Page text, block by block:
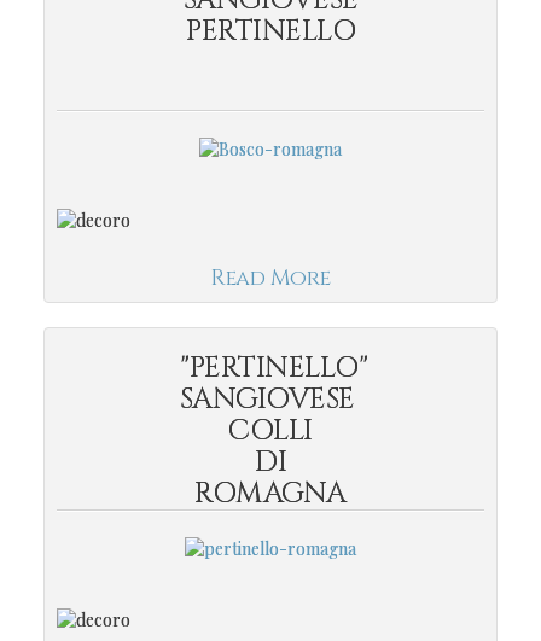
PERTINELLO
Read More
"PERTINELLO"
SANGIOVESE
COLLI
DI
ROMAGNA